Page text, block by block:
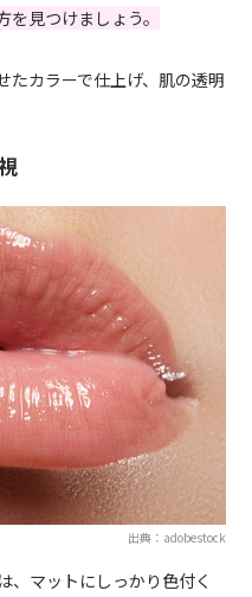
見つけましょう。
たカラーで仕上げ、肌の透明
出典：adobestock
、マットにしっかり色付く